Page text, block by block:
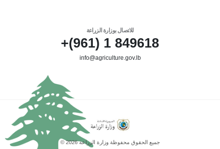
للاتصال بوزارة الزراعة
849618 1 (961)+
info@agriculture.gov.lb
جميع الحقوق محفوظة وزارة الزراعة 2026 ©